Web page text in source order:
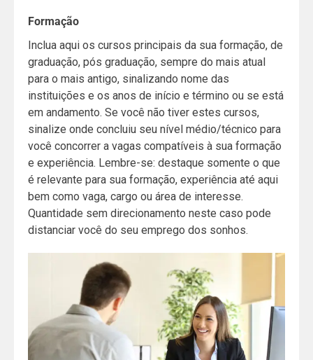
Formação
Inclua aqui os cursos principais da sua formação, de
graduação, pós graduação, sempre do mais atual
para o mais antigo, sinalizando nome das
instituições e os anos de início e término ou se está
em andamento. Se você não tiver estes cursos,
sinalize onde concluiu seu nível médio/técnico para
você concorrer a vagas compatíveis à sua formação
e experiência. Lembre-se: destaque somente o que
é relevante para sua formação, experiência até aqui
bem como vaga, cargo ou área de interesse.
Quantidade sem direcionamento neste caso pode
distanciar você do seu emprego dos sonhos.